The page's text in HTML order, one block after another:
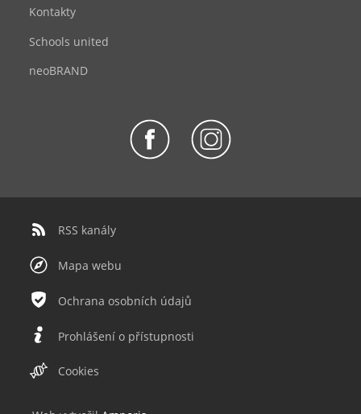
Kontakty
Schools united
neoBRAND
RSS kanály
Mapa webu
Ochrana osobních údajů
Prohlášení o přístupnosti
Cookies